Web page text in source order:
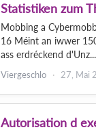
Statistiken zum
Mobbing a
16 Méint an iwwer
ass erdréckend d'Unz...
Viergeschlo 27, Mai
Autorisation d